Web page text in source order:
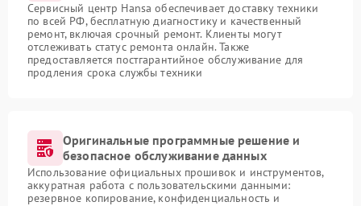
Сервисный центр Hansa обеспечивает доставку техники
по всей РФ, бесплатную диагностику и качественный
ремонт, включая срочный ремонт. Клиенты могут
отслеживать статус ремонта онлайн. Также
предоставляется постгарантийное обслуживание для
продления срока службы техники
Оригинальные программные решение и
безопасное обслуживание данных
Использование официальных прошивок и инструментов,
аккуратная работа с пользовательскими данными:
резервное копирование, конфиденциальность и